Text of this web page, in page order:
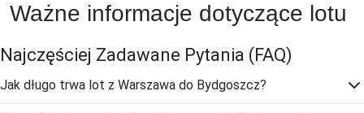
Ważne informacje dotyczące lotu
Najczęściej Zadawane Pytania (FAQ)
Jak długo trwa lot z Warszawa do Bydgoszcz?